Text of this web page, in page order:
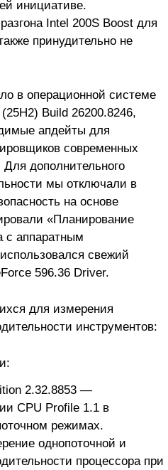
инициативе.
Intel 200S Boost для
принудительно не
в операционной системе
Build 26200.8246,
апдейты для
современных
дополнительного
мы отключали в
на основе
«Планирование
с аппаратным
свежий
596.36 Driver.
для измерения
инструментов:
2.32.8853 —
CPU Profile 1.1 в
режимах.
однопоточной и
процессора при